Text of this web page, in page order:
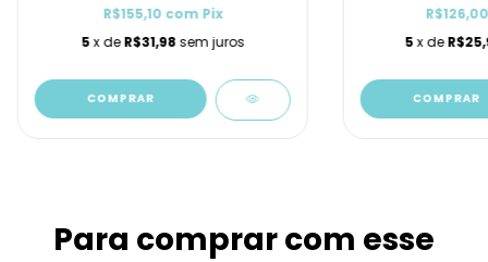
R$155,10 com Pix
5x deR$31,98 sem juros
COMPRAR
5 x de
COMPRAR
Para comprar com esse